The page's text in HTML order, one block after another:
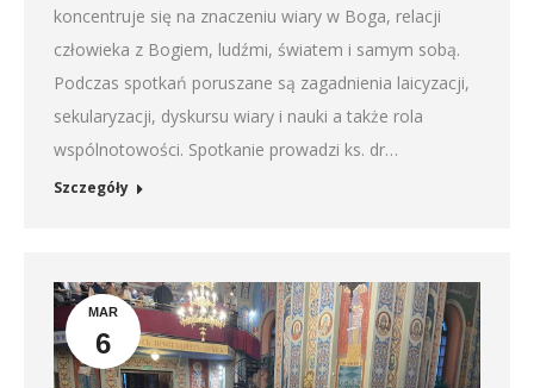
koncentruje się na znaczeniu wiary w Boga, relacji
człowieka z Bogiem, ludźmi, światem i samym sobą.
Podczas spotkań poruszane są zagadnienia laicyzacji,
sekularyzacji, dyskursu wiary i nauki a także rola
wspólnotowości. Spotkanie prowadzi ks. dr…
Szczegóły
MAR
6